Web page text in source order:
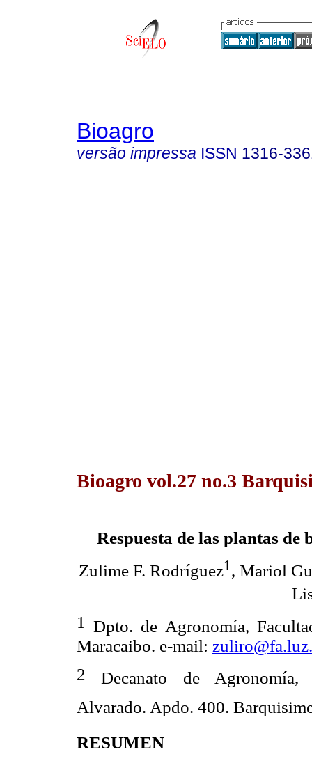
Bioagro
versão impressa ISSN 1316-
Bioagro vol.27 no.3
Respuesta de las plantas de
Zulime F. Rodríguez1 , Mariol
1 Dpto. de Agronomía,
Maracaibo. e-mail:
2 Decanato de Agronomía,
Alvarado. Apdo. 400.
RESUMEN